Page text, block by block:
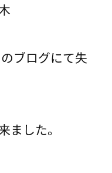
ブログにて失
ました。